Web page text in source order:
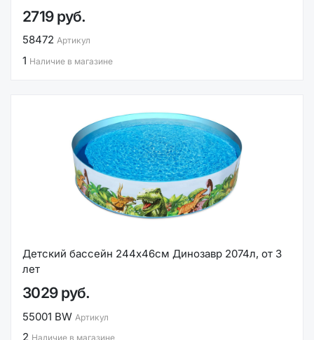
2719 руб.
58472 Артикул
1 Наличие в магазине
Детский бассейн 244х46см Динозавр 2074л, от 3
лет
3029 руб.
55001 BW Артикул
2 Наличие в магазине